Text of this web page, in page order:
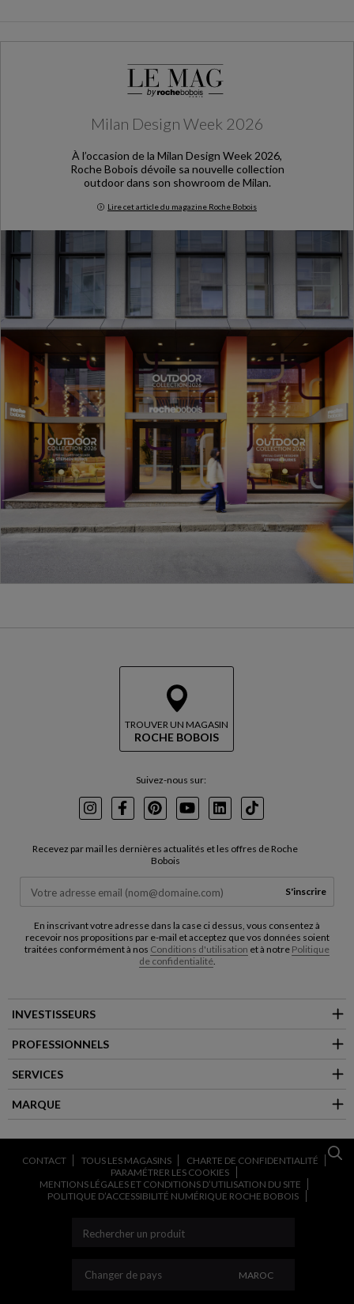
Milan Design Week 2026
À l’occasion de la Milan Design Week 2026,
Roche Bobois dévoile sa nouvelle collection
outdoor dans son showroom de Milan.
Lire cet article du magazine Roche Bobois
Milan Design Week 2026
TROUVER UN MAGASIN
ROCHE BOBOIS
Suivez-nous sur:
InstagramFacebookPinterest
YoutubeLinkedInTikTok
Recevez par mail les dernières actualités et les offres de Roche
Bobois
S'inscrire
En inscrivant votre adresse dans la case ci dessus, vous consentez à
recevoir nos propositions par e-mail et acceptez que vos données soient
traitées conformément à nos Conditions d'utilisation et à notre Politique
de confidentialité.
INVESTISSEURS
PROFESSIONNELS
SERVICES
MARQUE
CONTACT TOUS LES MAGASINS
CHARTE DE CONFIDENTIALITÉ
PARAMÉTRER LES COOKIES
MENTIONS LÉGALES ET CONDITIONS D’UTILISATION DU SITE
POLITIQUE D’ACCESSIBILITÉ NUMÉRIQUE ROCHE BOBOIS
Changer de pays CHANGER DE PAYS
MAROC